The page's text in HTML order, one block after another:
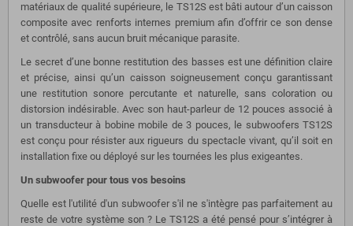
matériaux de qualité supérieure, le TS12S est bâti autour d’un caisson
composite avec renforts internes premium afin d’offrir ce son dense
et contrôlé, sans aucun bruit mécanique parasite.
Le secret d’une bonne restitution des basses est une définition claire
et précise, ainsi qu’un caisson soigneusement conçu garantissant
une restitution sonore percutante et naturelle, sans coloration ou
distorsion indésirable. Avec son haut-parleur de 12 pouces associé à
un transducteur à bobine mobile de 3 pouces, le subwoofers TS12S
est conçu pour résister aux rigueurs du spectacle vivant, qu’il soit en
installation fixe ou déployé sur les tournées les plus exigeantes.
Un subwoofer pour tous vos besoins
Quelle est l'utilité d'un subwoofer s'il ne s'intègre pas parfaitement au
reste de votre système son ? Le TS12S a été pensé pour s’intégrer à